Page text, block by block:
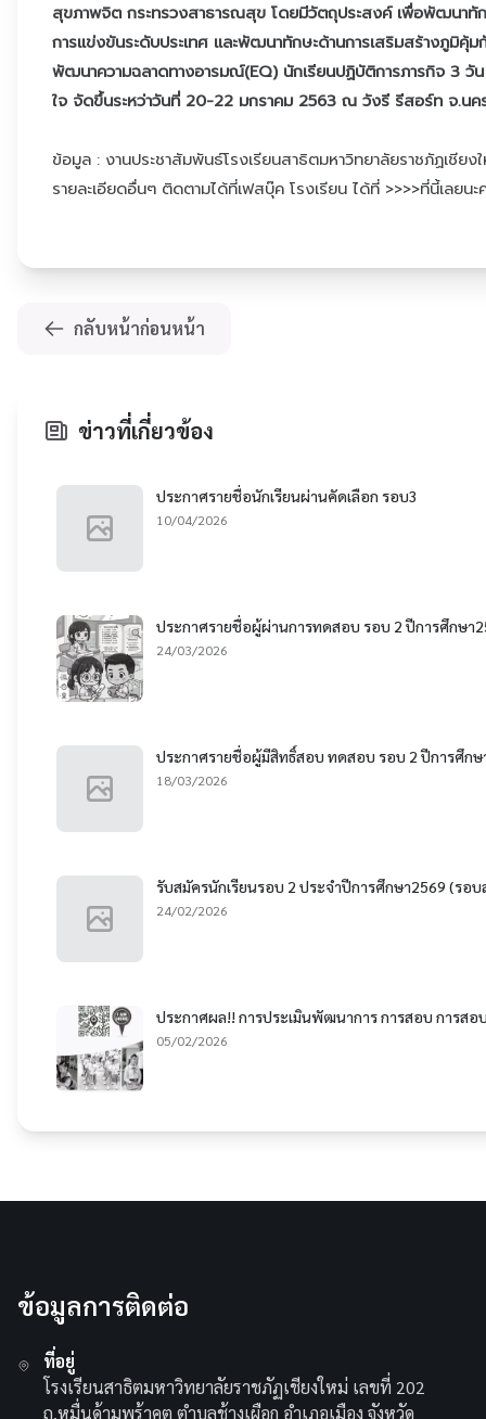
สุขภาพจิต กระทรวงสาธารณสุข โดยมีวัตถุประสงค์ เพื่อพัฒนาทัก
การแข่งขันระดับประเทศ และพัฒนาทักษะด้านการเสริมสร้างภูมิคุ้ม
พัฒนาความฉลาดทางอารมณ์(EQ) นักเรียนปฏิบัติการภารกิจ 3 วั
ใจ จัดขึ้นระหว่าวันที่ 20-22 มกราคม 2563 ณ วังรี รีสอร์ท จ.นค
ข้อมูล : งานประชาสัมพันธ์โรงเรียนสาธิตมหาวิทยาลัยราชภัฏเชียง
รายละเอียดอื่นๆ ติดตามได้ที่เฟสบุ๊ค โรงเรียน ได้ที่ >>>>ที่นี้เลยนะ
กลับหน้าก่อนหน้า
ข่าวที่เกี่ยวข้อง
ประกาศรายชื่อนักเรียนผ่านคัดเลือก รอบ3
10/04/2026
ประกาศรายชื่อผู้ผ่านการทดสอบ รอบ 2 ปีการศึกษา
24/03/2026
ประกาศรายชื่อผู้มีสิทธิ์สอบ ทดสอบ รอบ 2 ปีการศึกษ
18/03/2026
รับสมัครนักเรียนรอบ 2 ประจำปีการศึกษา2569 (รอ
24/02/2026
ประกาศผล!! การประเมินพัฒนาการ การสอบ การส
05/02/2026
ข้อมูลการติดต่อ
ที่อยู่
โรงเรียนสาธิตมหาวิทยาลัยราชภัฏเชียงใหม่ เลขที่ 202
ถ.หมื่นด้ามพร้าคต ตำบลช้างเผือก อำเภอเมือง จังหวัด